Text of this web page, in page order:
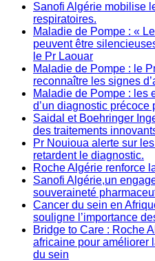
Sanofi Algérie mobilise
respiratoires.
Maladie de Pompe : «
peuvent être
le Pr Laouar
Maladie de Pompe : le
reconnaître les signes
Maladie de Pompe : les
d’un diagnostic précoce
Saidal et Boehringer
des traitements
Pr Nouioua alerte sur
retardent le diagnostic.
Roche Algérie renforce
Sanofi Algérie,un
souveraineté
Cancer du sein en
souligne l’importance
Bridge to Care : Roche
africaine pour améliorer
du sein